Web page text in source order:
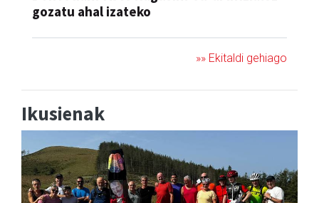
gozatu ahal izateko
»» Ekitaldi gehiago
Ikusienak